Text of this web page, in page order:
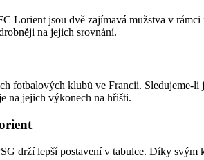
Lorient jsou dvě zajímavá mužstva v
na jejich srovnání.
fotbalových klubů ve Francii.
na jejich výkonech na hřišti.
drží lepší postavení v tabulce. Díky svým